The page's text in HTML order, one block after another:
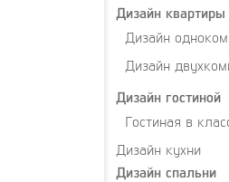
Дизайн квартиры
Дизайн
Дизайн
Дизайн гостиной
Гостиная в
Дизайн кухни
Дизайн спальни